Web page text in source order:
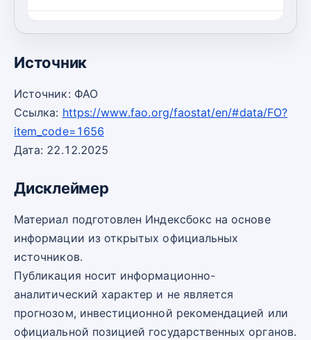
0,00
Источник
Источник: ФАО
Ссылка: https://www.fao.org/faostat/en/#data/FO?
item_code=1656
Дата: 22.12.2025
Дисклеймер
Материал подготовлен Индексбокс на основе
информации из открытых официальных
источников.
Публикация носит информационно-
аналитический характер и не является
прогнозом, инвестиционной рекомендацией или
официальной позицией государственных органов.